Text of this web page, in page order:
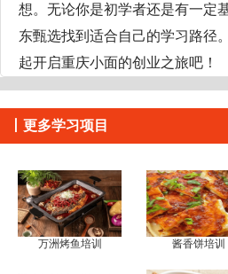
想。无论你是初学者还是有一定
东甄选找到适合自己的学习路径
起开启重庆小面的创业之旅吧！
更多学习项目
万洲烤鱼培训 酱香饼培训